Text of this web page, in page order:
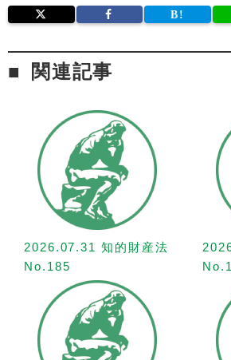
関連記事
2026.07.31 知的財産法
No.185